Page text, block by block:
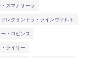
スマナサーラ
アレクサンドラ・ラインヴァルト
ー・ロビンズ
ライリー